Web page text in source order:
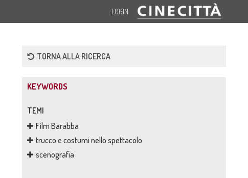
LOGIN
TORNA ALLA RICERCA
KEYWORDS
TEMI
Film Barabba
trucco e costumi nello spettacolo
scenografia